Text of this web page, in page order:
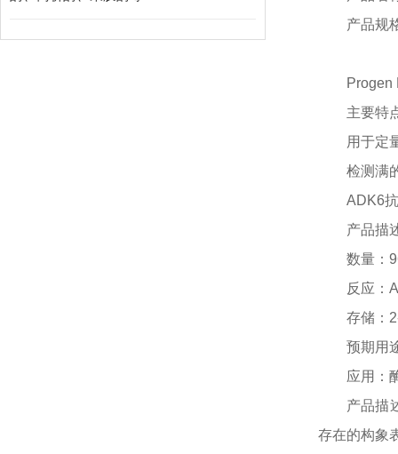
产品规
Progen
主要特
用于定
检测满
ADK6
产品描
数量：
反应：
存储：
预期用
应用：
产品描
存在的构象